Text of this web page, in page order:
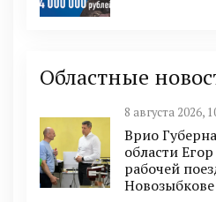
Областные
8 августа 2026,
Врио
области
рабочей
Новозыбкове